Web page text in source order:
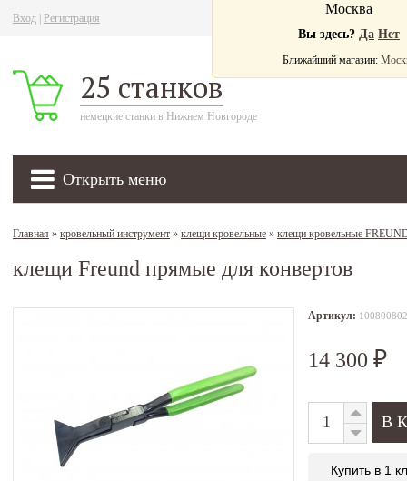
Вход Регистрация
25 станков
немецкие станки в Нижнем Новгороде
Открыть меню
Москва
Вы здесь? Да Нет
Ближайший магазин:
Главная » кровельный инструмент » клещи кровельные » клещи кровельные
клещи Freund прямые для конвертов
Артикул: 100800802
14 300 ₽
Купить в 1